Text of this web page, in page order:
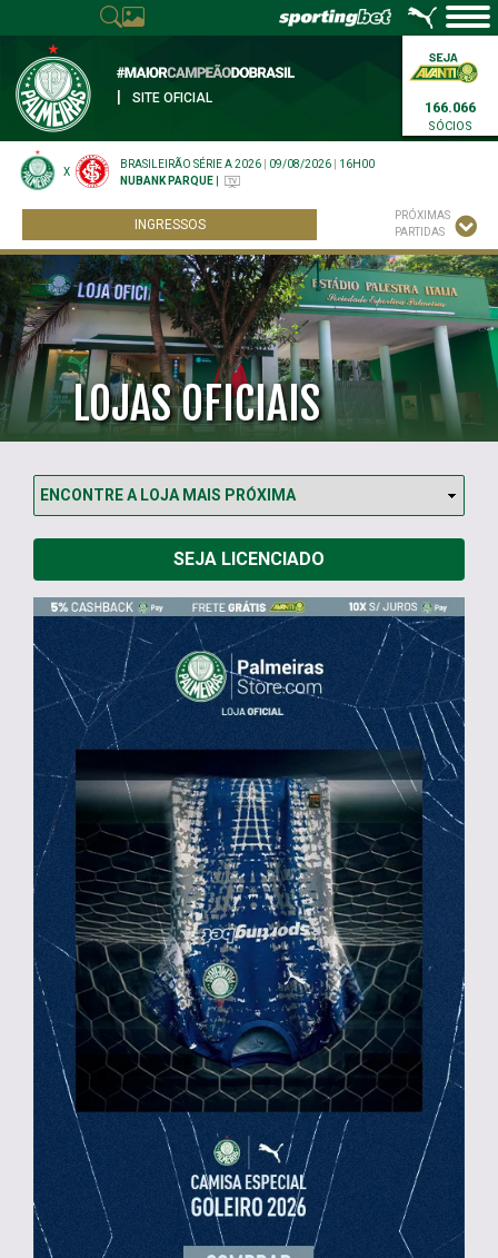
SITE OFICIAL
166.066
SÓCIOS
X
BRASILEIRÃO SÉRIE A 2026 09/08/2026
16H00
NUBANK PARQUE
INGRESSOS
PRÓXIMAS
PARTIDAS
LOJAS OFICIAIS
SEJA LICENCIADO